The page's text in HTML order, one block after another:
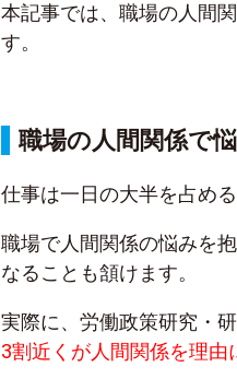
本記事では、職場の人間
す。
職場の人間関係で
仕事は一日の大半を占める
職場で人間関係の悩みを
なることも頷けます。
実際に、労働政策研究・
3割近くが人間関係を理由